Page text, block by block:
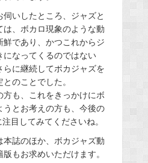
いしたところ、ジャズと
は、ボカロ現象のような動
鮮であり、かつこれからジ
になってくるのではない
に継続してボカジャズを
のことでした。
方も、これをきっかけにボ
うとお考えの方も、今後の
目してみてくださいね。
本誌のほか、ボカジャズ動
もお求めいただけます。